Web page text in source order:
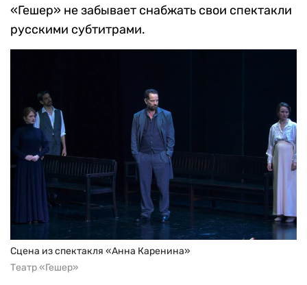
«Гешер» не забывает снабжать свои спектакли
русскими субтитрами.
Сцена из спектакля «Анна Каренина»
Театр «Гешер»